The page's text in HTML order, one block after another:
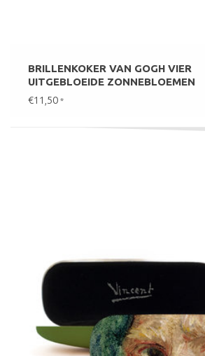
BRILLENKOKER VAN GOGH VIER
UITGEBLOEIDE ZONNEBLOEMEN
€11,50 *